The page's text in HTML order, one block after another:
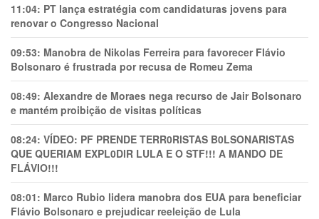
11:04: PT lança estratégia com candidaturas jovens para
renovar o Congresso Nacional
09:53: Manobra de Nikolas Ferreira para favorecer Flávio
Bolsonaro é frustrada por recusa de Romeu Zema
08:49: Alexandre de Moraes nega recurso de Jair Bolsonaro
e mantém proibição de visitas políticas
08:24: VÍDEO: PF PRENDE TERR0RlSTAS B0LSONARlSTAS
QUE QUERIAM EXPL0DlR LULA E O STF!!! A MANDO DE
FLÁVIO!!!
08:01: Marco Rubio lidera manobra dos EUA para beneficiar
Flávio Bolsonaro e prejudicar reeleição de Lula